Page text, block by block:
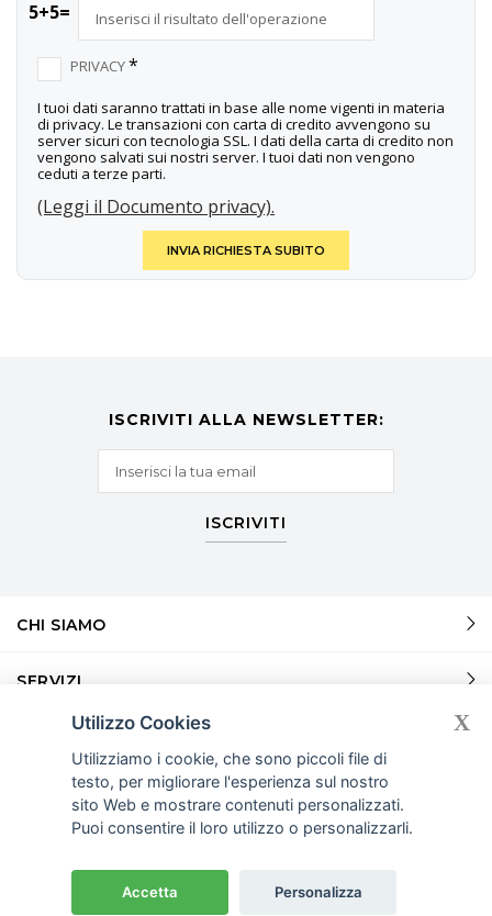
5+5=
PRIVACY*
I tuoi dati saranno trattati in base alle nome vigenti in materia
di privacy. Le transazioni con carta di credito avvengono su
server sicuri con tecnologia SSL. I dati della carta di credito non
vengono salvati sui nostri server. I tuoi dati non vengono
ceduti a terze parti.
(Leggi il Documento privacy).
INVIA RICHIESTA SUBITO
ISCRIVITI ALLA NEWSLETTER:
ISCRIVITI
CHI SIAMO
SERVIZI
SERVIZI
INFORMAZIONI
ALL RIGHTS RESERVED.
Utilizzo Cookies
Utilizziamo i cookie, che sono piccoli file di
testo, per migliorare l'esperienza sul nostro
sito Web e mostrare contenuti personalizzati.
Puoi consentire il loro utilizzo o personalizzarli.
Accetta
X
Personalizza